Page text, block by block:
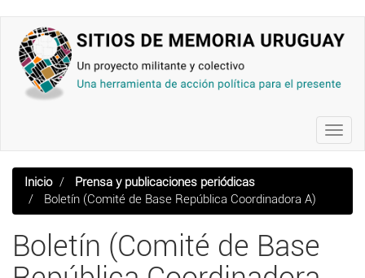
contenido
principal
Inicio
Prensa y publicaciones periódicas
Boletín (Comité de Base República Coordinadora A)
Boletín (Comité de Base